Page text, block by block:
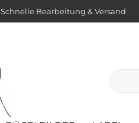
Schnelle Bearbeitung & Versand